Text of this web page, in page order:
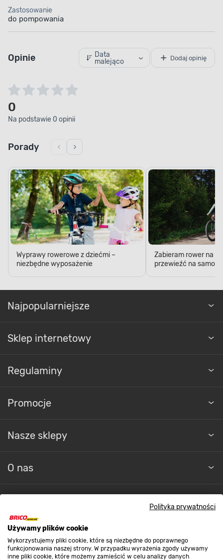
Polityka prywatności
Używamy plików cookie
Wykorzystujemy pliki cookie, które są niezbędne do poprawnego
funkcjonowania naszej strony. W przypadku wyrażenia zgody używamy
inne pliki cookie, które możemy zamieścić w celu analizy danych
Zastosowanie
do pompowania
Opinie
Data
malejąco
Dodaj opinię
0
Na podstawie 0 opinii
Porady
Wyprawy rowerowe z dziećmi –
niezbędne wyposażenie
Zabieram rower na
przewieźć na
Najpopularniejsze
Sklep internetowy
Regulaminy
Promocje
Nasze sklepy
O nas
Strefa biznesu